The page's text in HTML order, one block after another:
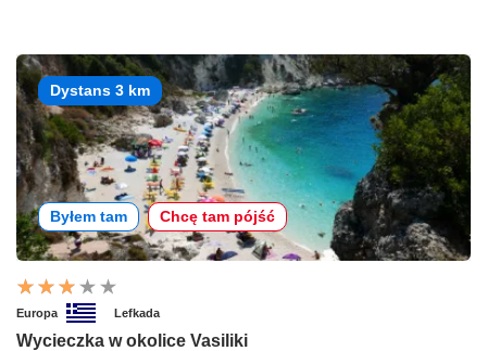
Dystans 3 km
Byłem tam Chcę tam pójść
Europa Lefkada
Wycieczka w okolice Vasiliki